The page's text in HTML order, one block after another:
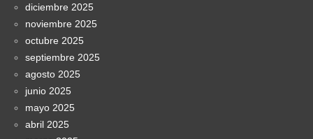
diciembre 2025
noviembre 2025
octubre 2025
septiembre 2025
agosto 2025
junio 2025
mayo 2025
abril 2025